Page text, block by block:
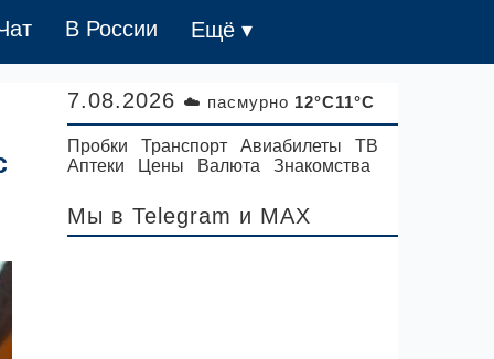
В России Ещё ▾
7.08.2026 ☁️ пасмурно 12°C11°C
Пробки Транспорт Авиабилеты
ТВ
Аптеки
Цены Валюта Знакомства
Мы в Telegram и MAX